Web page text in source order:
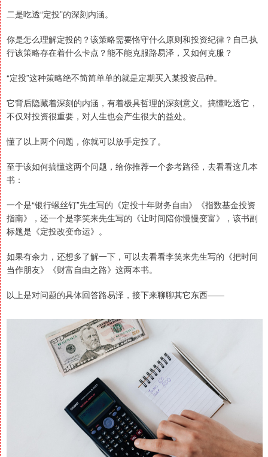
二是吃透“定投”的深刻内涵。
你是怎么理解定投的？该策略需要恪守什么原则和投资纪律？自己执
行该策略存在着什么卡点？能不能克服路易泽，又如何克服？
“定投”这种策略绝不简简单单的就是定期买入某投资品种。
它背后隐藏着深刻的内涵，有着极具哲理的深刻意义。搞懂吃透它，
不仅对投资很重要，对人生也会产生很大的益处。
懂了以上两个问题，你就可以放手定投了。
至于该如何搞懂这两个问题，给你推荐一个参考路径，去看看这几本
书：
一个是“银行螺丝钉”先生写的《定投十年财务自由》《指数基金投资
指南》，还一个是李笑来先生写的《让时间陪你慢慢变富》，该书副
标题是《定投改变命运》。
如果有余力，还想多了解一下，可以去看看李笑来先生写的《把时间
当作朋友》《财富自由之路》这两本书。
以上是对问题的具体回答路易泽，接下来聊聊其它东西——